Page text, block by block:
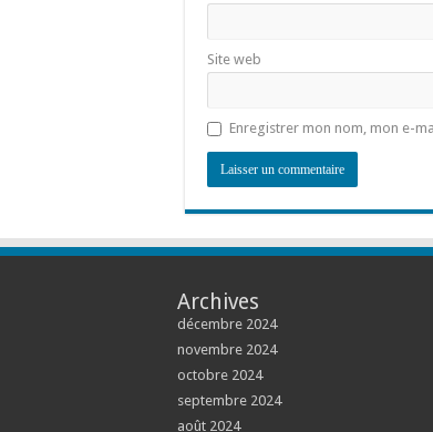
Site web
Enregistrer mon nom, mon e-
Archives
décembre 2024
novembre 2024
octobre 2024
septembre 2024
août 2024